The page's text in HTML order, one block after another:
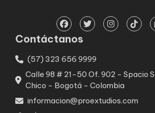
Contáctanos
(57) 323 656 9999
Calle 98 # 21-50 Of. 902 - Spacio
Chico - Bogotá - Colombia
informacion@proextudios.com